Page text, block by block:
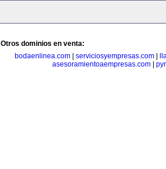
Otros dominios en venta:
bodaenlinea.com| serviciosyempresas.com|
asesoramientoaempresas.com|